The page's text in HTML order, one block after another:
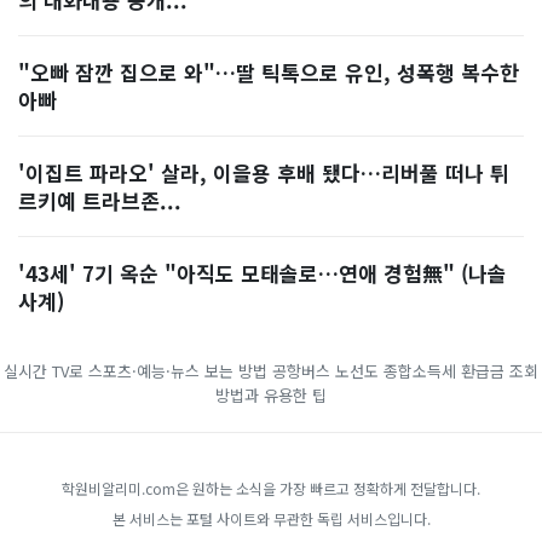
"오빠 잠깐 집으로 와"…딸 틱톡으로 유인, 성폭행 복수한
아빠
'이집트 파라오' 살라, 이을용 후배 됐다…리버풀 떠나 튀
르키예 트라브존...
'43세' 7기 옥순 "아직도 모태솔로…연애 경험無" (나솔
사계)
실시간 TV로 스포츠·예능·뉴스 보는 방법 공항버스 노선도 종합소득세 환급금 조회
방법과 유용한 팁
학원비알리미.com은 원하는 소식을 가장 빠르고 정확하게 전달합니다.
본 서비스는 포털 사이트와 무관한 독립 서비스입니다.